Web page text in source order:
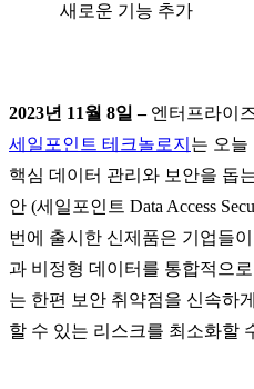
새로운 기능 추가
2023년 11월 8일 – 엔터프라이
세일포인트 테크놀로지 는 오늘
핵심 데이터 관리와 보안을 돕
안 (세일포인트 Data Access
번에 출시한 신제품은 기업들
과 비정형 데이터를 통합적으
는 한편 보안 취약점을 신속하
할 수 있는 리스크를 최소화할